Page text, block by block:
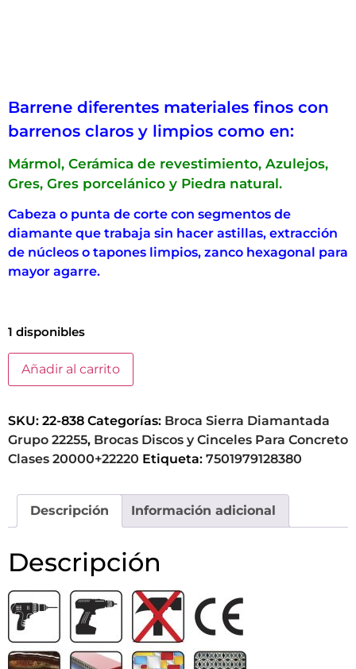
Barrene diferentes materiales finos con
barrenos claros y limpios como en:
Mármol, Cerámica de revestimiento, Azulejos,
Gres, Gres porcelánico y Piedra natural.
Cabeza o punta de corte con segmentos de
diamante que trabaja sin hacer astillas, extracción
de núcleos o tapones limpios, zanco hexagonal para
mayor agarre.
1 disponibles
Añadir al carrito
SKU: 22-838 Categorías: Broca Sierra Diamantada
Grupo 22255, Brocas Discos y Cinceles Para Concreto
Clases 20000+22220 Etiqueta: 7501979128380
Descripción Información adicional
Descripción